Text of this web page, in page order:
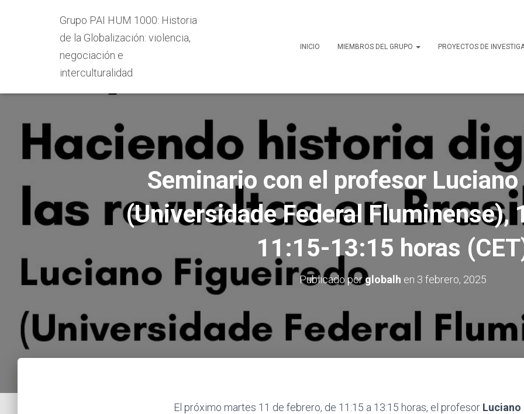
Grupo PAI HUM 1000: Historia
de la Globalización: violencia,
negociación e
interculturalidad
INICIO MIEMBROS DEL GRUPO PROYECTOS DE
Seminario con el profesor
(Universidade Federal Fluminense),
11:15-13:15 horas
Publicado porglobalh en 3 febrero, 2025
El próximo martes 11 de febrero, de 11:15 a 13:15 horas, el profesor Luciano